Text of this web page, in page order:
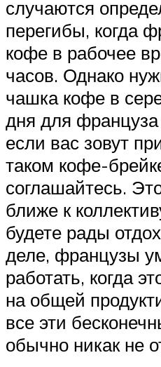
случаются
перегибы, когда
кофе в рабочее
часов. Однако
чашка кофе в
дня для
если вас зовут
таком кофе-
соглашайтесь.
ближе к
будете рады
деле, французы
работать, когда
на общей
все эти
обычно никак не